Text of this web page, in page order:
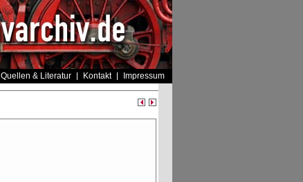
Quellen & Literatur Kontakt Impressum